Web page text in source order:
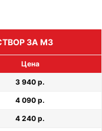
ЗА М3
Цена
3 940 р.
4 090 р.
4 240 р.